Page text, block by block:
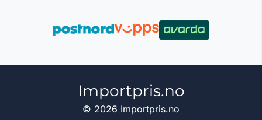
Importpris.no
© 2026 Importpris.no